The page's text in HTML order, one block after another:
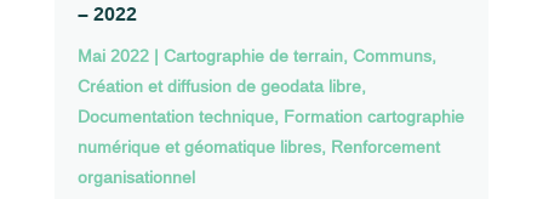
– 2022
Mai 2022| Cartographie de terrain, Communs,
Création et diffusion de geodata libre,
Documentation technique, Formation cartographie
numérique et géomatique libres, Renforcement
organisationnel